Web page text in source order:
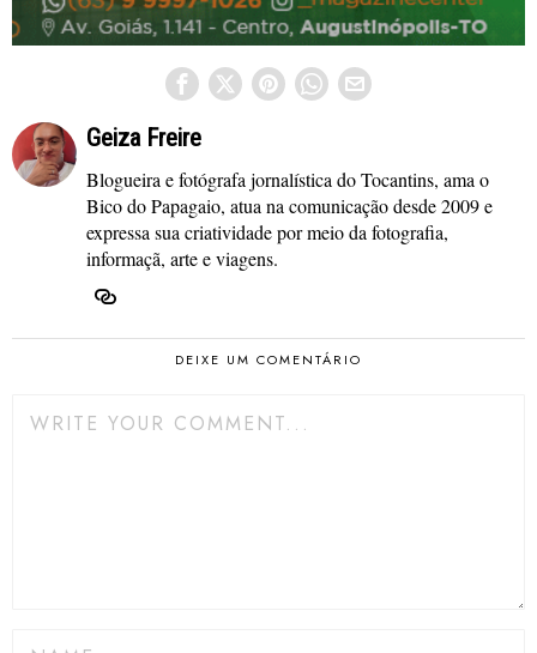
Geiza Freire
Blogueira e fotógrafa jornalística do Tocantins, ama o
Bico do Papagaio, atua na comunicação desde 2009 e
expressa sua criatividade por meio da fotografia,
informaçã, arte e viagens.
DEIXE UM COMENTÁRIO